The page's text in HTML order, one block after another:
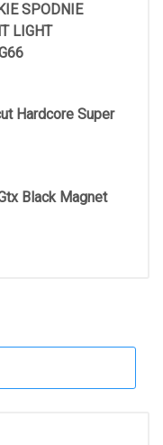
SPODNIE
LIGHT
Hardcore Super
Black Magnet